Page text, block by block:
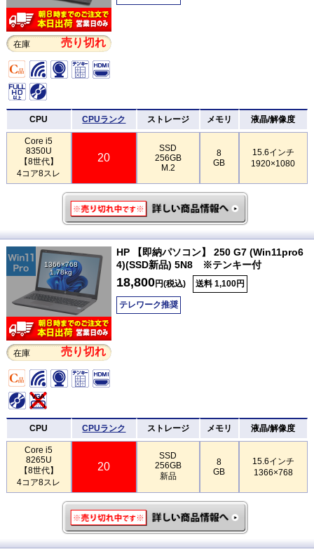
在庫 売り切れ
CPU CPUランク ストレージ メモリ 液晶/解像度
Core i5
8350U
【8世代】
4コア8スレ
20
SSD
256GB
M.2
8
GB
15.6インチ
1920×1080
1366×768
1.78kg
在庫 売り切れ
HP 【即納パソコン】 250 G7 (Win11pro6
4)(SSD新品) 5N8 ※テンキー付
18,800円(税込) 送料 1,100円
テレワーク推奨
CPU CPUランク ストレージ メモリ 液晶/解像度
Core i5
8265U
【8世代】
4コア8スレ
20
SSD
256GB
新品
8
GB
15.6インチ
1366×768